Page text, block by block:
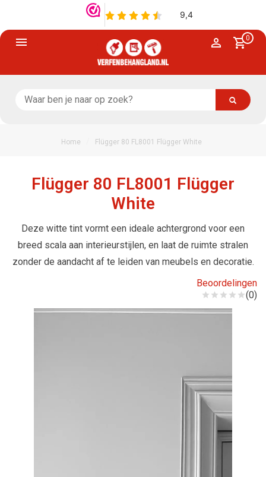
0
Home Flügger 80 FL8001 Flügger White
Flügger 80 FL8001 Flügger
White
Deze witte tint vormt een ideale achtergrond voor een
breed scala aan interieurstijlen, en laat de ruimte stralen
zonder de aandacht af te leiden van meubels en decoratie.
Beoordelingen
(0)